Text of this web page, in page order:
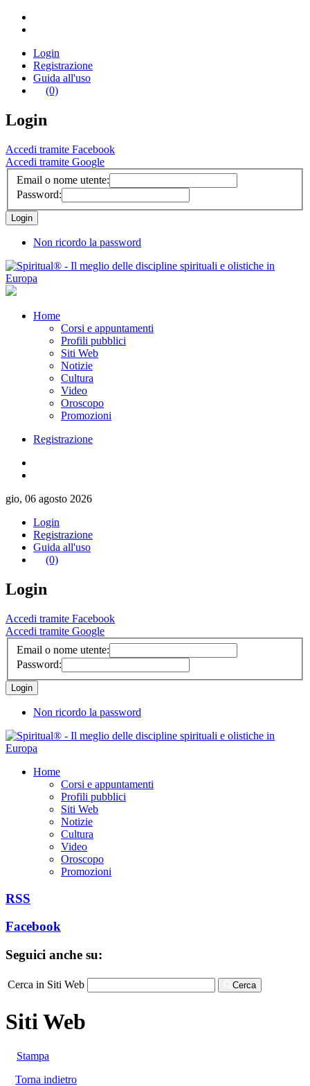
Login
Registrazione
Guida all'uso
(0)
Login
Accedi tramite Facebook
Accedi tramite Google
Email o nome utente:
Password:
Non ricordo la password
Home
Corsi e appuntamenti
Profili pubblici
Siti Web
Notizie
Cultura
Video
Oroscopo
Promozioni
Registrazione
gio, 06 agosto 2026
Login
Registrazione
Guida all'uso
(0)
Login
Accedi tramite Facebook
Accedi tramite Google
Email o nome utente:
Password:
Non ricordo la password
Home
Corsi e appuntamenti
Profili pubblici
Siti Web
Notizie
Cultura
Video
Oroscopo
Promozioni
RSS
Facebook
Seguici anche su:
Cerca in Siti Web Cerca
Siti Web
Stampa
Torna indietro